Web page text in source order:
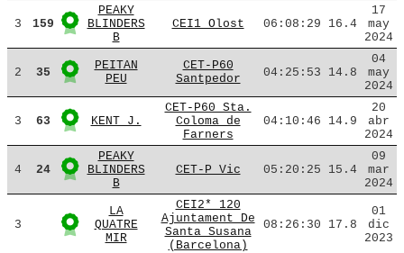
3 159
PEAKY
BLINDERS
B
CEI1 Olost 06:08:29 16.4
17
may
2024
2 35
PEITAN
PEU
CET-P60
Santpedor
04:25:53 14.8
04
may
2024
3 63 KENT J.
CET-P60 Sta.
Coloma de
Farners
04:10:46 14.9
20
abr
2024
4 24
PEAKY
BLINDERS
B
CET-P Vic 05:20:25 15.4
09
mar
2024
3
LA
QUATRE
MIR
CEI2* 120
Ajuntament De
Santa Susana
(Barcelona)
08:26:30 17.8
01
dic
2023